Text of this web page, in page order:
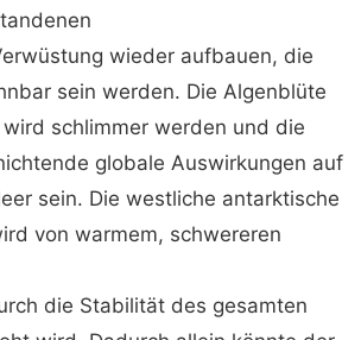
wieder aufbauen, die
sein werden. Die Algenblüte
schlimmer werden und die
globale Auswirkungen auf
sein. Die westliche antarktische
von warmem, schwereren
die Stabilität des gesamten